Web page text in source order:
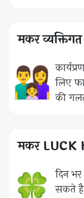
मकर
लिए
की
मकर LUCK
दिन
सकते